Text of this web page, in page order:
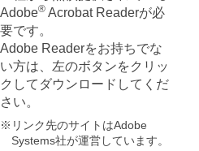
Adobe®Acrobat Readerが必
要です。
Adobe Readerをお持ちでな
い方は、左のボタンをクリッ
クしてダウンロードしてくだ
さい。
※リンク先のサイトはAdobe
Systems社が運営しています。